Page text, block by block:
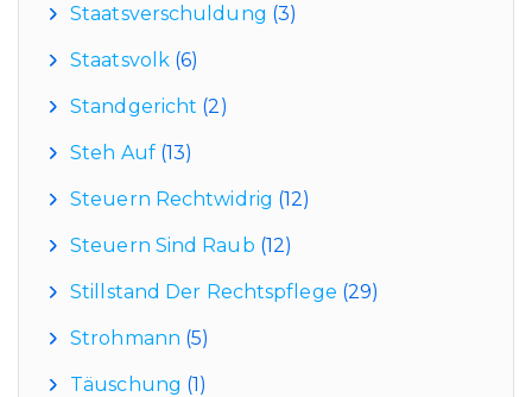
Staatsverschuldung (3)
Staatsvolk (6)
Standgericht (2)
Steh Auf(13)
Steuern Rechtwidrig (12)
Steuern Sind Raub (12)
Stillstand Der Rechtspflege (29)
Strohmann (5)
Täuschung (1)